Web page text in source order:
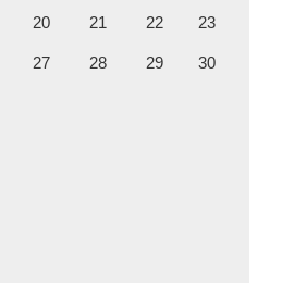
20 21 22 23
27 28 29 30